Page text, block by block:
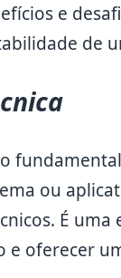
e
de
ou
É
oferecer